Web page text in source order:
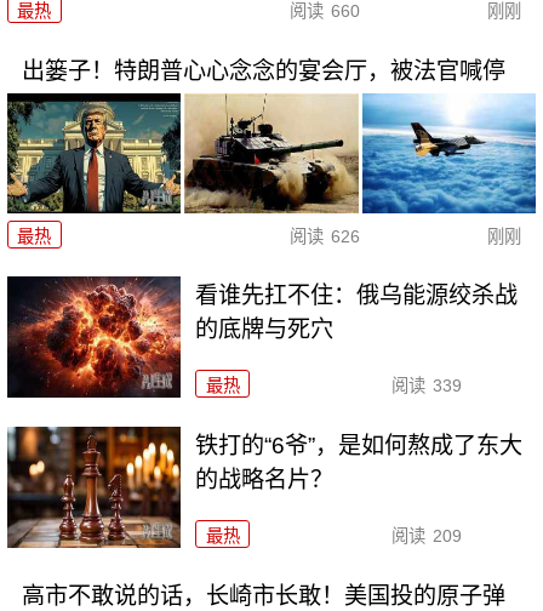
最热 阅读 660 刚刚
出篓子！特朗普心心念念的宴会厅，被法官喊停
最热 阅读 626 刚刚
看谁先扛不住：俄乌能源绞杀战
的底牌与死穴
最热 阅读 339
铁打的“6爷”，是如何熬成了东大
的战略名片？
最热 阅读 209
高市不敢说的话，长崎市长敢！美国投的原子弹